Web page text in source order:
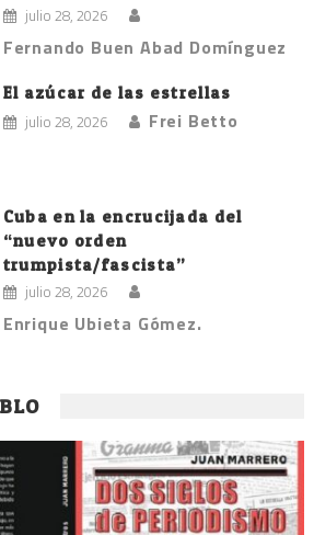
julio 28, 2026
Fernando Buen Abad Domínguez
El azúcar de las estrellas
julio 28, 2026 Frei Betto
Cuba en la encrucijada del
“nuevo orden
trumpista/fascista”
julio 28, 2026
Enrique Ubieta Gómez.